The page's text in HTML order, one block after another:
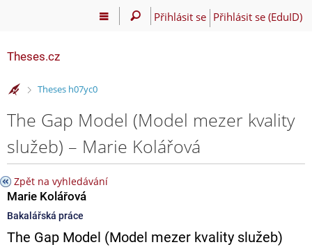
Přihlásit se Přihlásit se (EduID)
Theses.cz
>
Theses h07yc0
The Gap Model (Model mezer kvality
služeb) – Marie Kolářová
Zpět na vyhledávání
Marie Kolářová
Bakalářská práce
The Gap Model (Model mezer kvality služeb)